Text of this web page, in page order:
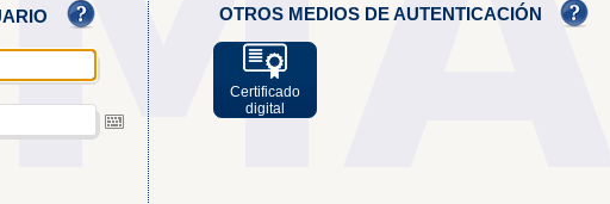
OTROS MEDIOS DE AUTENTICACIÓN
Certificado
digital